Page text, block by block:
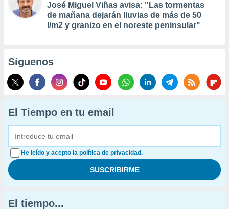
José Miguel Viñas avisa: "Las tormentas
de mañana dejarán lluvias de más de 50
l/m2 y granizo en el noreste peninsular"
Síguenos
El Tiempo en tu email
He leído y acepto la política de privacidad.
El tiempo...